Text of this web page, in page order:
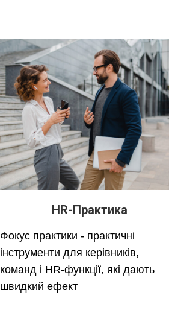
⁠HR-Практика
Фокус практики - практичні
інструменти для керівників,
команд і HR-функції, які дають
швидкий ефект